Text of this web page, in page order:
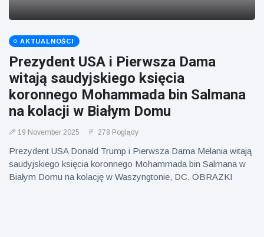
AKTUALNOŚCI
Prezydent USA i Pierwsza Dama
witają saudyjskiego księcia
koronnego Mohammada bin Salmana
na kolacji w Białym Domu
19 November 2025 278 Poglądy
Prezydent USA Donald Trump i Pierwsza Dama Melania witają
saudyjskiego księcia koronnego Mohammada bin Salmana w
Białym Domu na kolację w Waszyngtonie, DC. OBRAZKI